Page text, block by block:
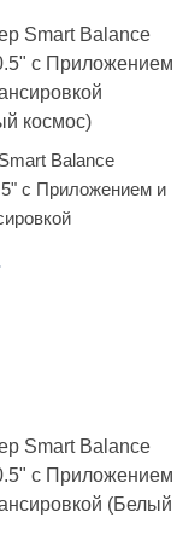
Balance
с Приложением и
космос)